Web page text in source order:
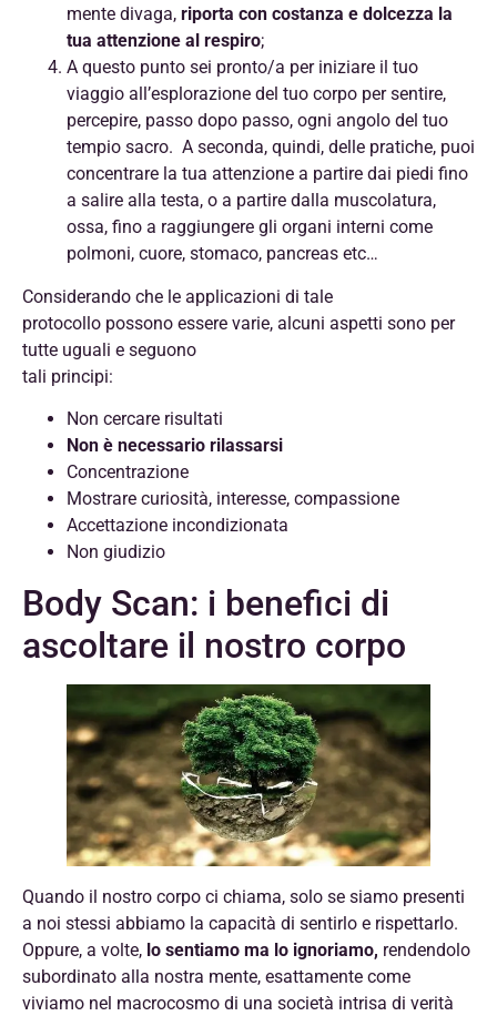
mente divaga, riporta con costanza e dolcezza la
tua attenzione al respiro;
A questo punto sei pronto/a per iniziare il tuo
viaggio all’esplorazione del tuo corpo per sentire,
percepire, passo dopo passo, ogni angolo del tuo
tempio sacro. A seconda, quindi, delle pratiche, puoi
concentrare la tua attenzione a partire dai piedi fino
a salire alla testa, o a partire dalla muscolatura,
ossa, fino a raggiungere gli organi interni come
polmoni, cuore, stomaco, pancreas etc…
Considerando che le applicazioni di tale
protocollo possono essere varie, alcuni aspetti sono per
tutte uguali e seguono
tali principi:
Non cercare risultati
Non è necessario rilassarsi
Concentrazione
Mostrare curiosità, interesse, compassione
Accettazione incondizionata
Non giudizio
Body Scan: i benefici di
ascoltare il nostro corpo
Quando il nostro corpo ci chiama, solo se siamo presenti
a noi stessi abbiamo la capacità di sentirlo e rispettarlo.
Oppure, a volte, lo sentiamo ma lo ignoriamo, rendendolo
subordinato alla nostra mente, esattamente come
viviamo nel macrocosmo di una società intrisa di verità